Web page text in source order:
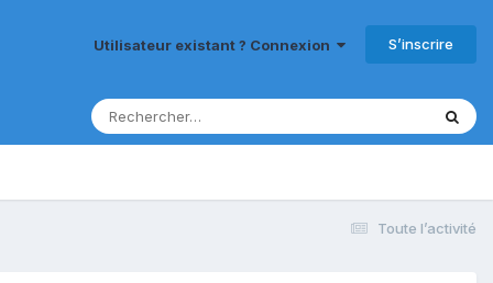
Utilisateur existant ? Connexion S’inscrire
Toute l’activité